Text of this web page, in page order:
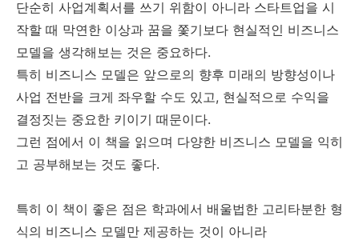
단순히 사업계획서를 쓰기 위함이 아니라 스타트업을 시
작할 때 막연한 이상과 꿈을 쫓기보다 현실적인 비즈니스
모델을 생각해보는 것은 중요하다.
특히 비즈니스 모델은 앞으로의 향후 미래의 방향성이나
사업 전반을 크게 좌우할 수도 있고, 현실적으로 수익을
결정짓는 중요한 키이기 때문이다.
그런 점에서 이 책을 읽으며 다양한 비즈니스 모델을 익히
고 공부해보는 것도 좋다.
특히 이 책이 좋은 점은 학과에서 배울법한 고리타분한 형
식의 비즈니스 모델만 제공하는 것이 아니라